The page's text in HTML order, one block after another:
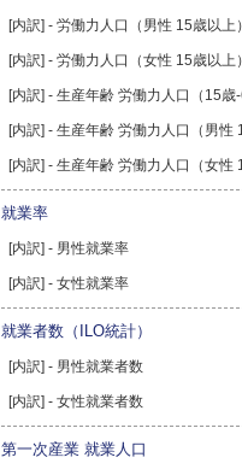
[内訳] - 労働力人口（男性 15歳以上）
[内訳] - 労働力人口（女性 15歳以上）
[内訳] - 生産年齢 労働力人口（15歳-
[内訳] - 生産年齢 労働力人口（男性
[内訳] - 生産年齢 労働力人口（女性
就業率
[内訳] - 男性就業率
[内訳] - 女性就業率
就業者数（ILO統計）
[内訳] - 男性就業者数
[内訳] - 女性就業者数
第一次産業 就業人口